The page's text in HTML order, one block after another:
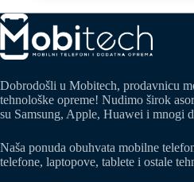
Dobrodošli u Mobitech, prodavnicu
tehnološke opreme! Nudimo širok
su Samsung, Apple, Huawei i mnogi
Naša ponuda obuhvata mobilne
telefone, laptopove, tablete i ostale